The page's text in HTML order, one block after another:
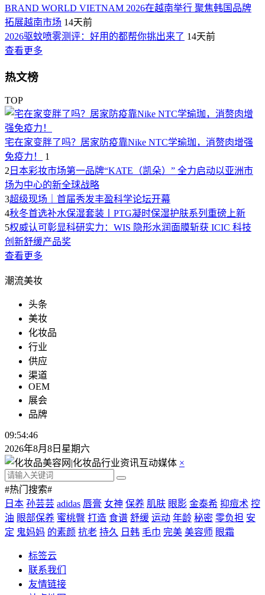
BRAND WORLD VIETNAM 2026在越南举行 聚焦韩国品牌
拓展越南市场 14天前
2026驱蚊喷雾测评：好用的都帮你挑出来了 14天前
查看更多
热文榜
TOP
宅在家变胖了吗？居家防疫靠Nike NTC学瑜珈，消赘肉增强
免疫力！
1
2 日本彩妆市场第一品牌“KATE（凯朵）” 全力启动以亚洲市
场为中心的新全球战略
3超级现场｜首届秀发丰盈科学论坛开幕
4秋冬首选补水保湿套装丨PTG凝时保湿护肤系列重磅上新
5权威认可彰显科研实力：WIS 隐形水润面膜斩获 ICIC 科技
创新舒缓产品奖
查看更多
潮流美妆
头条
美妆
化妆品
行业
供应
渠道
OEM
展会
品牌
09:54:46
2026年8月8日星期六
×
#热门搜索#
日本 孙芸芸 adidas 唇膏 女神 保养 肌肤 眼影 金泰希 抑痘术 控
油 眼部保养 蜜桃臀 打造 食谱 舒缓 运动 年龄 秘密 零负担 安
定 鬼妈妈 的素颜 抗老 持久 日韩 毛巾 完美 美容师 眼霜
标签云
联系我们
友情链接